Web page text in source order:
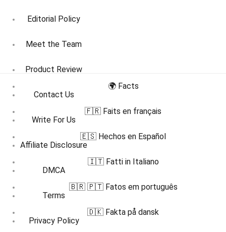
Editorial Policy
Meet the Team
Product Review
Contact Us
Write For Us
Affiliate Disclosure
DMCA
Terms
Privacy Policy
🌍 Facts
🇫🇷 Faits en français
🇪🇸 Hechos en Español
🇮🇹 Fatti in Italiano
🇧🇷 🇵🇹 Fatos em português
🇩🇰 Fakta på dansk